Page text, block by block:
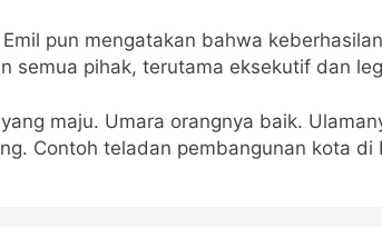
pun mengatakan bahwa
semua pihak, terutama eksekutif dan
maju. Umara orangnya baik.
Contoh teladan pembangunan kota di